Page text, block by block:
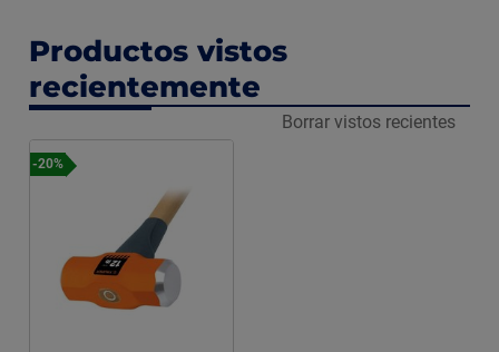
Productos vistos
recientemente
Borrar vistos recientes
-20%